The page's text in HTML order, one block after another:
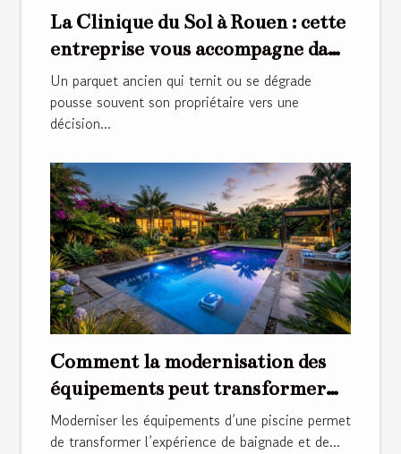
La Clinique du Sol à Rouen : cette
entreprise vous accompagne dans
la rénovation de parquets anciens
Un parquet ancien qui ternit ou se dégrade
pousse souvent son propriétaire vers une
décision...
Comment la modernisation des
équipements peut transformer
votre piscine ?
Moderniser les équipements d’une piscine permet
de transformer l’expérience de baignade et de...